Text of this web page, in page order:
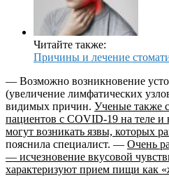
Читайте также:
Причины и лечение
— Возможно возникновение
(увеличение лимфатических
видимых причин. Ученые также
пациентов с COVID-19 на теле и
могут возникать язвы, которых
пояснила специалист. — Очень
— исчезновение вкусовой
характеризуют прием пищи как